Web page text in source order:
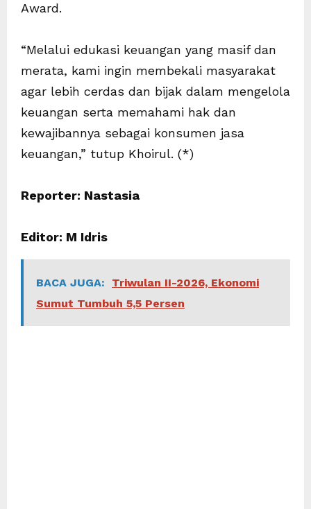
Award.
“Melalui edukasi keuangan yang masif dan
merata, kami ingin membekali masyarakat
agar lebih cerdas dan bijak dalam mengelola
keuangan serta memahami hak dan
kewajibannya sebagai konsumen jasa
keuangan,” tutup Khoirul. (*)
Reporter: Nastasia
Editor: M Idris
BACA JUGA:
Triwulan II-2026, Ekonomi
Sumut Tumbuh 5,5 Persen